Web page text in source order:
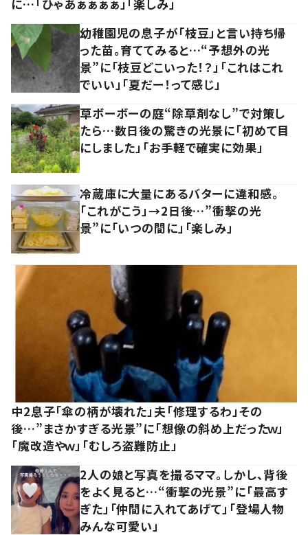
に…「ひゃあぁぁぁぁ」「楽しみ」
幼稚園児の息子が「枝豆」と言い持ち帰
った苗。育ててみると…“予想外の光
景”に「枝豆どこいった！？」「これはこれ
でいい」「夏だー！って感じ」
草ボーボーの庭“除草剤なし”で対策し
たら…数日後の驚きの光景に「初めて目
にしました」「お手軽で確実に効果」
冷蔵庫に大量にあるバターに違和感。
「これがこう」→2日後…”衝撃の光
景”に「いつの間に」「楽しみ」
中2息子「傘の柄が壊れた」夫「修理するわ」その
後…”まさかすぎる光景”に「想像の斜め上だったｗ」
「魔改造やｗ」「むしろ盗難防止」
2人の娘と写真を撮るママ。しかし、背後
をよく見ると…“衝撃の光景”に「最高す
ぎた」「仲間に入れてあげて」「登場人物
みんな可愛い」